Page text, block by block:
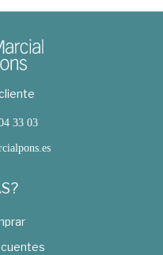
33 03